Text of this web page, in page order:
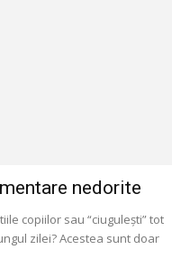
nedorite
copiilor sau “ciugulești” tot
zilei? Acestea sunt doar